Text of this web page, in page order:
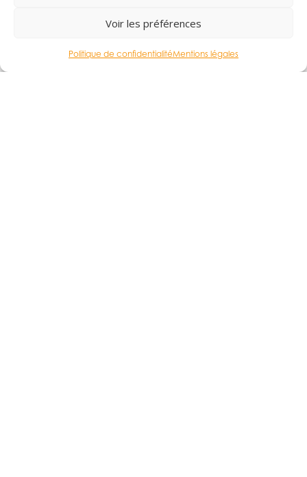
Voir les préférences
Politique de confidentialitéMentions légales